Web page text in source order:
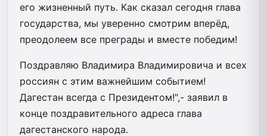
его жизненный путь. Как сказал сегодня глава
государства, мы уверенно смотрим вперёд,
преодолеем все преграды и вместе победим!
Поздравляю Владимира Владимировича и всех
россиян с этим важнейшим событием!
Дагестан всегда с Президентом!",- заявил в
конце поздравительного адреса глава
дагестанского народа.